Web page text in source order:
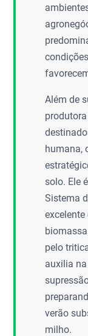
Além de
humana,
solo. Ele
Sistema
pelo
auxilia
verão
milho.